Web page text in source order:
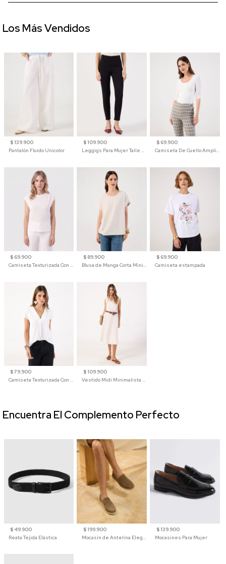
$ 139.900
Pantalón Fluido Unicolor
$ 109.900
Leggigs Para Mujer Talle Alto Liso
$ 69.900
Camiseta De Cuello Amplio Y Manga 3/4 Para Mujer
$ 69.900
Camiseta Texturizada Con Hombro Caído Para Mujer
$ 89.900
Blusa de Manga Corta Minimalista para Mujer
$ 69.900
Camiseta estampada
$ 79.900
Camiseta Texturizada Con Cuello En V Para Mujer
$ 109.900
Vestido Midi Minimalista De Silueta Amplia
Los Más Vendidos
$ 49.900
Reata Tejida Elástica
$ 199.900
$ 139.900
Mocasines Para Mujer
Encuentra El Complemento Perfecto